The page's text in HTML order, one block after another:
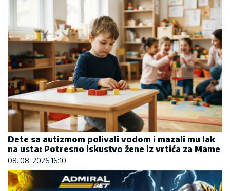
Dete sa autizmom polivali vodom i mazali mu lak
na usta: Potresno iskustvo žene iz vrtića za Mame
08. 08. 2026 16:10